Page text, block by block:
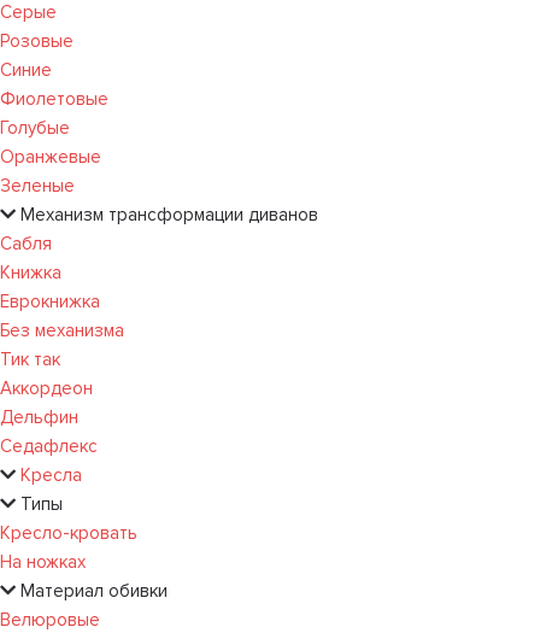
Серые
Розовые
Синие
Фиолетовые
Голубые
Оранжевые
Зеленые
Механизм трансформации диванов
Сабля
Книжка
Еврокнижка
Без механизма
Тик так
Аккордеон
Дельфин
Седафлекс
Кресла
Типы
Кресло-кровать
На ножках
Материал обивки
Велюровые